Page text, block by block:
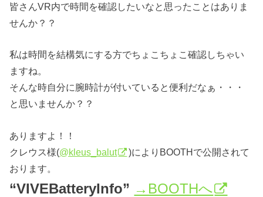
皆さんVR内で時間を確認したいなと思ったことはありま
せんか？？
私は時間を結構気にする方でちょこちょこ確認しちゃい
ますね。
そんな時自分に腕時計が付いていると便利だなぁ・・・
と思いませんか？？
ありますよ！！
クレウス様(@kleus_balut
)によりBOOTHで公開されて
おります。
“VIVEBatteryInfo” →BOOTHへ